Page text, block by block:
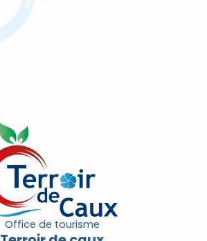
Office de tourisme